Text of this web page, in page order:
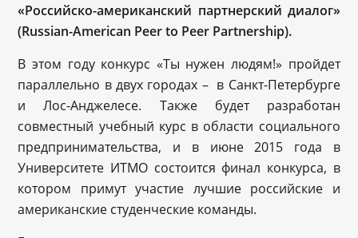
«Российско-американский партнерский диалог»
(Russian-American Peerto Peer Partnership).
В этом году конкурс «Ты нужен людям!» пройдет
параллельно в двух городах – в Санкт-Петербурге
и Лос-Анджелесе. Также будет разработан
совместный учебный курс в области социального
предпринимательства, и в июне 2015 года в
Университете ИТМО состоится финал конкурса, в
котором примут участие лучшие российские и
американские студенческие команды.